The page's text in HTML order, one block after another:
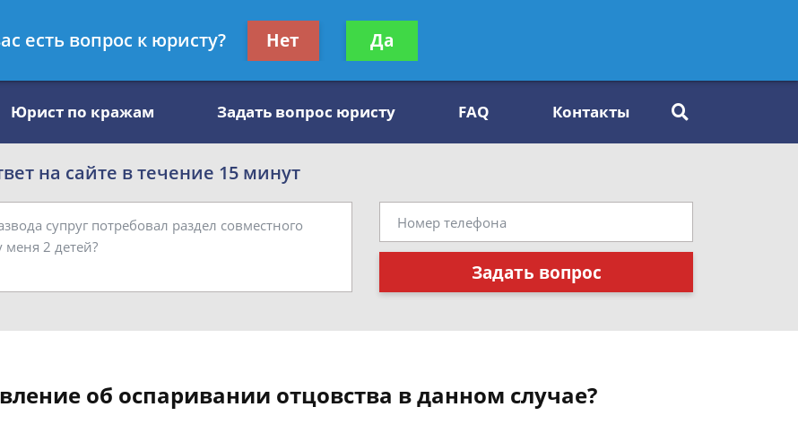
по алиментам
Получите консультацию
бесплатно
Юрист по кражам Задать вопрос юристу FAQ Контакты
на сайте в течение 15 минут
Задать вопрос
об оспаривании отцовства в данном случае?
есть вопрос к юристу? Нет Да